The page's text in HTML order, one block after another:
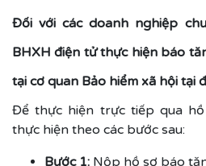
Đối với các doanh nghiệp
BHXH điện tử thực hiện báo
tại cơ quan Bảo hiểm xã hội tại
Để thực hiện trực tiếp qua
thực hiện theo các bước sau:
Bước 1: Nộp hồ sơ báo